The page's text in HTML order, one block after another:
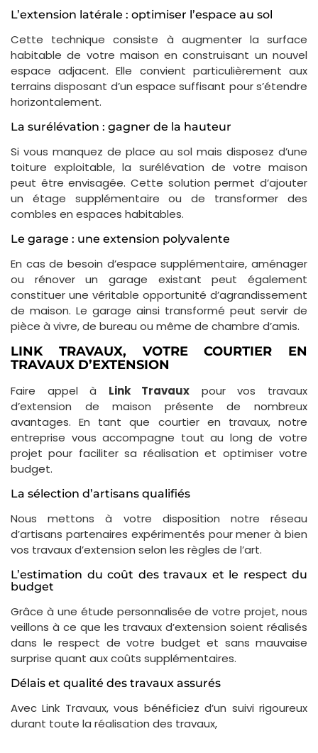
L’extension latérale : optimiser l’espace au sol
Cette technique consiste à augmenter la surface
habitable de votre maison en construisant un nouvel
espace adjacent. Elle convient particulièrement aux
terrains disposant d’un espace suffisant pour s’étendre
horizontalement.
La surélévation : gagner de la hauteur
Si vous manquez de place au sol mais disposez d’une
toiture exploitable, la surélévation de votre maison
peut être envisagée. Cette solution permet d’ajouter
un étage supplémentaire ou de transformer des
combles en espaces habitables.
Le garage : une extension polyvalente
En cas de besoin d’espace supplémentaire, aménager
ou rénover un garage existant peut également
constituer une véritable opportunité d’agrandissement
de maison. Le garage ainsi transformé peut servir de
pièce à vivre, de bureau ou même de chambre d’amis.
LINK TRAVAUX, VOTRE COURTIER EN
TRAVAUX D’EXTENSION
Faire appel à Link Travaux pour vos travaux
d’extension de maison présente de nombreux
avantages. En tant que courtier en travaux, notre
entreprise vous accompagne tout au long de votre
projet pour faciliter sa réalisation et optimiser votre
budget.
La sélection d’artisans qualifiés
Nous mettons à votre disposition notre réseau
d’artisans partenaires expérimentés pour mener à bien
vos travaux d’extension selon les règles de l’art.
L’estimation du coût des travaux et le respect du
budget
Grâce à une étude personnalisée de votre projet, nous
veillons à ce que les travaux d’extension soient réalisés
dans le respect de votre budget et sans mauvaise
surprise quant aux coûts supplémentaires.
Délais et qualité des travaux assurés
Avec Link Travaux, vous bénéficiez d’un suivi rigoureux
durant toute la réalisation des travaux,